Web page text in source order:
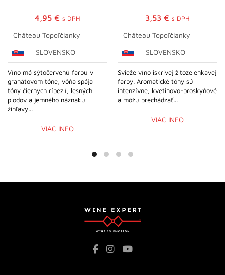
4,95 € s DPH
Château Topoľčianky
SLOVENSKO
Víno má sýtočervenú farbu v
granátovom tóne, vôňa spája
tóny čiernych ríbezlí, lesných
plodov a jemného náznaku
žihľavy...
VIAC INFO
3,53 € s DPH
Château Topoľčianky
SLOVENSKO
Svieže víno iskrivej žltozelenkavej
farby. Aromatické tóny sú
intenzívne, kvetinovo-broskyňové
a môžu prechádzať...
VIAC INFO